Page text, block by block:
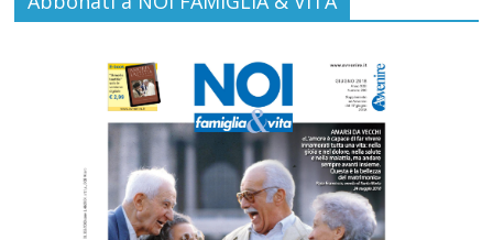
Gino Soldera nominato Membro della
“Hall of Honor Prenatal Sciences 2026”
Carlo Casini, “giusto” perché testimone
della carità sociale
7 Agosto 2026 Commenti disabilitati